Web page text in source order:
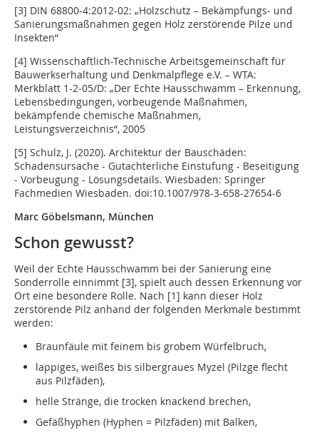
[3] DIN 68800-4:2012-02: „Holzschutz – Bekämpfungs- und
Sanierungsmaßnahmen gegen Holz zerstörende Pilze und
Insekten“
[4] Wissenschaftlich-Technische Arbeitsgemeinschaft für
Bauwerkserhaltung und Denkmalpflege e.V. – WTA:
Merkblatt 1-2-05/D: „Der Echte Hausschwamm – Erkennung,
Lebensbedingungen, vorbeugende Maßnahmen,
bekämpfende chemische Maßnahmen,
Leistungsverzeichnis“, 2005
[5] Schulz, J. (2020). Architektur der Bauschäden:
Schadensursache - Gutachterliche Einstufung - Beseitigung
- Vorbeugung - Lösungsdetails. Wiesbaden: Springer
Fachmedien Wiesbaden. doi:10.1007/978-3-658-27654-6
Marc Göbelsmann, München
Schon gewusst?
Weil der Echte Hausschwamm bei der Sanierung eine
Sonderrolle einnimmt [3], spielt auch dessen Erkennung vor
Ort eine besondere Rolle. Nach [1] kann dieser Holz
zerstörende Pilz anhand der folgenden Merkmale bestimmt
werden:
Braunfäule mit feinem bis grobem Würfelbruch,
lappiges, weißes bis silbergraues Myzel (Pilzge flecht
aus Pilzfäden),
helle Stränge, die trocken knackend brechen,
Gefäßhyphen (Hyphen = Pilzfäden) mit Balken,